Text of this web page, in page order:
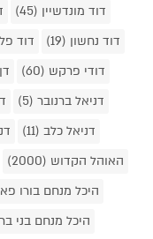
דוד מונדשיין (45)
דוד נחשון (19)
דוד
דודי פרקש (60)
דניאל ברנובר (5)
דניאל כלב (11)
האוהל הקדוש (2000)
היכל מנחם בורו
היכל מנחם בני ברק